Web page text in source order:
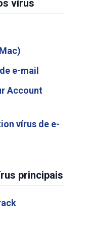
vírus
e-mail
Account
vírus de e-
principais